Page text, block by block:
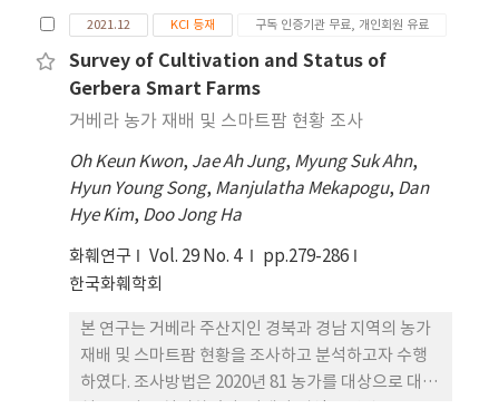
2021.12 KCI 등재 구독 인증기관 무료, 개인회원 유료
Survey of Cultivation and Status of
Gerbera Smart Farms
거베라 농가 재배 및 스마트팜 현황 조사
Oh Keun Kwon, Jae Ah Jung, Myung Suk Ahn,
Hyun Young Song, Manjulatha Mekapogu, Dan
Hye Kim, Doo Jong Ha
화훼연구 Vol. 29 No. 4
pp.279-286
한국화훼학회
본 연구는 거베라 주산지인 경북과 경남 지역의 농가
재배 및 스마트팜 현황을 조사하고 분석하고자 수행
하였다. 조사방법은 2020년 81 농가를 대상으로 대면